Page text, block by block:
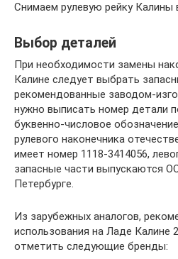
Снимаем рулевую рейку Калины
Выбор деталей
При необходимости замены
Калине следует выбрать
рекомендованные заводом-
нужно выписать номер детали
буквенно-числовое
рулевого наконечника
имеет номер 1118-3414056,
запасные части выпускаются
Петербурге.
Из зарубежных аналогов,
использования на Ладе Калине
отметить следующие бренды: